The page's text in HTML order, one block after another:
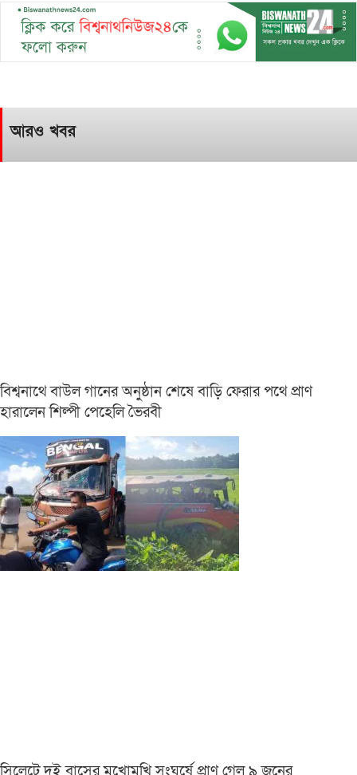
আরও খবর
বিশ্বনাথে বাউল গানের অনুষ্ঠান শেষে বাড়ি ফেরার পথে প্রাণ
হারালেন শিল্পী পেহেলি ভৈরবী